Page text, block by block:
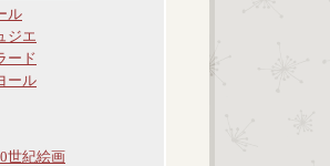
ル
ジエ
ード
ール
世紀絵画